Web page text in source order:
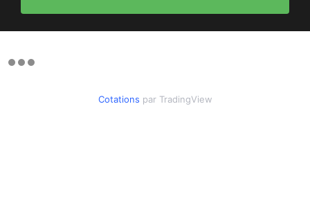
Cotations par TradingView